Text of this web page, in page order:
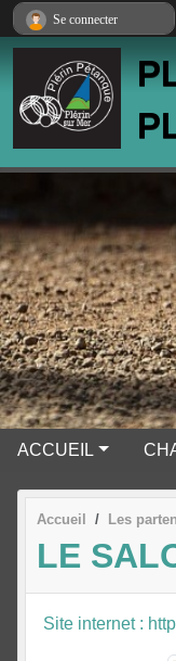
ACCUEIL
Accueil Les
LE
Site internet :
Se connecter
Panneau de gestion